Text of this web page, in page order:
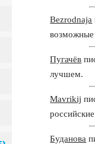
Bezrodnaja
возможные
Пугачёв
лучшем.
Mavrikij
Буданова